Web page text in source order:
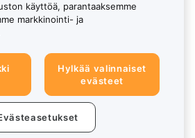
käyttöä, parantaaksemme
markkinointi- ja
Hylkää valinnaiset
evästeet